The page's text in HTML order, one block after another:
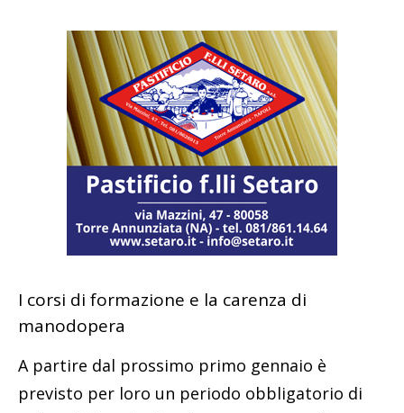
I corsi di formazione e la carenza di
manodopera
A partire dal prossimo primo gennaio è
previsto per loro un periodo obbligatorio di